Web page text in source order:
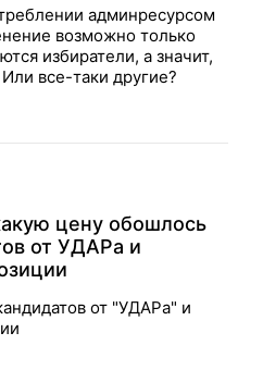
админресурсом
избиратели, а значит,
все-таки другие?
цену обошлось
от УДАРа и
от "УДАРа" и